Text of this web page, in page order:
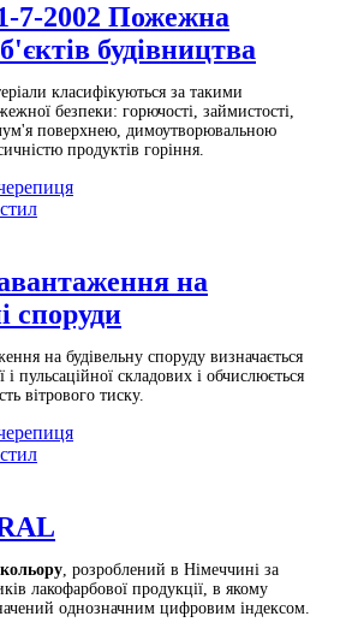
7-2002 Пожежна
будівництва
класифікуються за такими
безпеки: горючості, займистості,
поверхнею, димоутворювальною
продуктів горіння.
на
споруди
на будівельну споруду визначається
і пульсаційної складових і обчислюється
вітрового тиску.
, розроблений в Німеччині за
лакофарбової продукції, в якому
однозначним цифровим індексом.